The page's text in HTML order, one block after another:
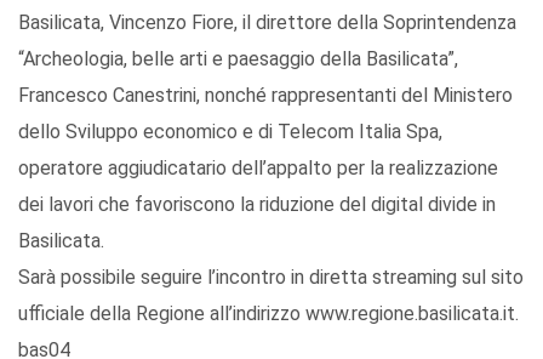
Basilicata, Vincenzo Fiore, il direttore della Soprintendenza
“Archeologia, belle arti e paesaggio della Basilicata”,
Francesco Canestrini, nonché rappresentanti del Ministero
dello Sviluppo economico e di Telecom Italia Spa,
operatore aggiudicatario dell’appalto per la realizzazione
dei lavori che favoriscono la riduzione del digital divide in
Basilicata.
Sarà possibile seguire l’incontro in diretta streaming sul sito
ufficiale della Regione all’indirizzo www.regione.basilicata.it.
bas04